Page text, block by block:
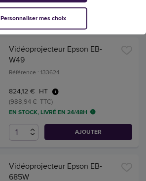
Vidéoprojecteur Epson EB-
W49
Référence : 133624
824,12 € HT
(988,94 € TTC)
EN STOCK, LIVRÉ EN 24/48H
AJOUTER
Vidéoprojecteur Epson EB-
685W
Personnaliser mes choix